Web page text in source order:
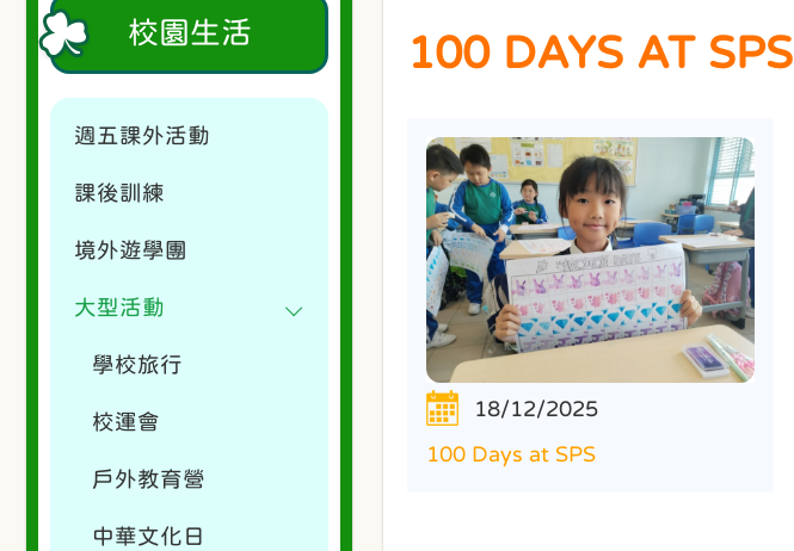
100 DAYS AT SPS
18/12/2025
100 Days at SPS
校園生活
週五課外活動
課後訓練
境外遊學團
大型活動
學校旅行
校運會
戶外教育營
中華文化日